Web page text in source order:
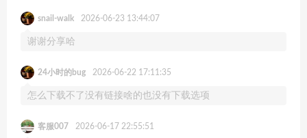
snail-walk 2026-06-23 13:44:07
谢谢分享哈
24小时的bug 2026-06-22 17:11:35
怎么下载不了没有链接啥的也没有下载选项
客服007 2026-06-17 22:55:51